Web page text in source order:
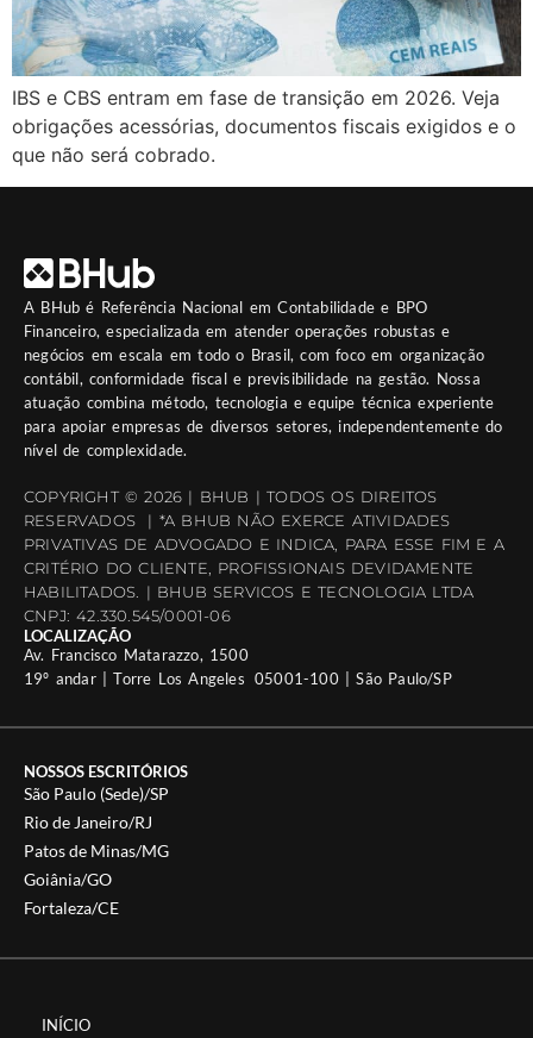
IBS e CBS entram em fase de transição em 2026. Veja
obrigações acessórias, documentos fiscais exigidos e o
que não será cobrado.
A BHub é Referência Nacional em Contabilidade e BPO
Financeiro, especializada em atender operações robustas e
negócios em escala em todo o Brasil, com foco em organização
contábil, conformidade fiscal e previsibilidade na gestão. Nossa
atuação combina método, tecnologia e equipe técnica experiente
para apoiar empresas de diversos setores, independentemente do
nível de complexidade.
COPYRIGHT © 2026 | BHUB | TODOS OS DIREITOS
RESERVADOS | *A BHUB NÃO EXERCE ATIVIDADES
PRIVATIVAS DE ADVOGADO E INDICA, PARA ESSE FIM E A
CRITÉRIO DO CLIENTE, PROFISSIONAIS DEVIDAMENTE
HABILITADOS. | BHUB SERVICOS E TECNOLOGIA LTDA
CNPJ: 42.330.545/0001-06
LOCALIZAÇÃO
Av. Francisco Matarazzo, 1500
19º andar | Torre Los Angeles 05001-100 | São Paulo/SP
NOSSOS ESCRITÓRIOS
São Paulo (Sede)/SP
Rio de Janeiro/RJ
Patos de Minas/MG
Goiânia/GO
Fortaleza/CE
INÍCIO